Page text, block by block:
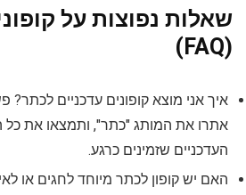
שאלות נפוצות על
(FAQ)
איך אני מוצא קופונים עדכניים לכתר?
אתרו את המותג "כתר", ותמצאו את כל
העדכניים שזמינים כרגע.
האם יש קופון לכתר מיוחד לחגים או